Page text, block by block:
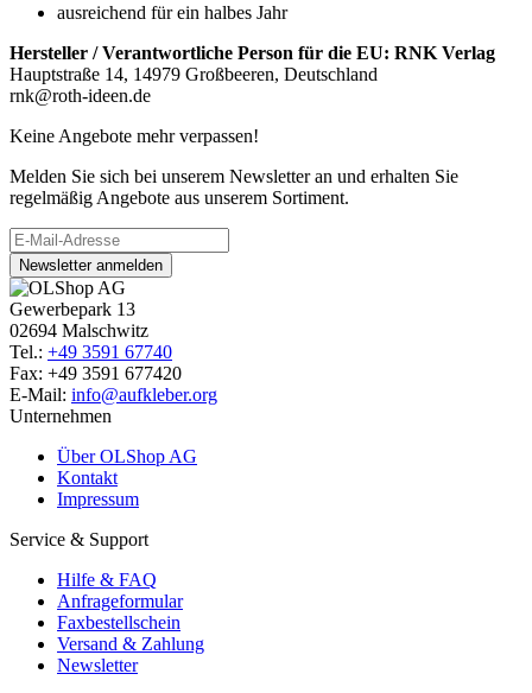
ausreichend für ein halbes Jahr
Hersteller / Verantwortliche Person für die EU: RNK Verlag
Hauptstraße 14, 14979 Großbeeren, Deutschland
rnk@roth-ideen.de
Keine Angebote mehr verpassen!
Melden Sie sich bei unserem Newsletter an und erhalten Sie
regelmäßig Angebote aus unserem Sortiment.
Newsletter anmelden
Gewerbepark 13
02694 Malschwitz
Tel.: +49 3591 67740
Fax: +49 3591 677420
E-Mail: info@aufkleber.org
Unternehmen
Über OLShop AG
Kontakt
Impressum
Service & Support
Hilfe & FAQ
Anfrageformular
Faxbestellschein
Versand & Zahlung
Newsletter